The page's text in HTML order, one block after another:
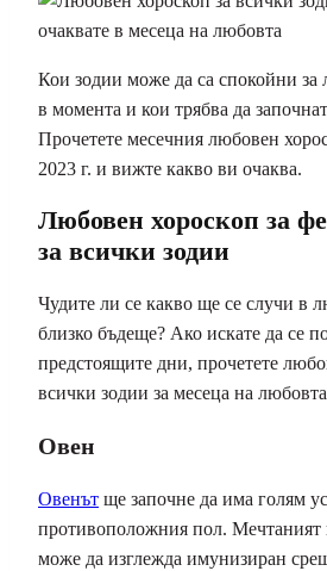
Кои зодии може да са спокойни
в момента и кои трябва да
Прочетете месечния любовен
2023 г. и вижте какво ви очаква.
Любовен хороскоп за
за всички зодии
Чудите ли се какво ще се случи в
близко бъдеще? Ако искате да се
предстоящите дни, прочетете
всички зодии за месеца на
Овен
Овенът ще започне да има голям
противоположния пол. Мечтаният
може да изглежда имунизиран